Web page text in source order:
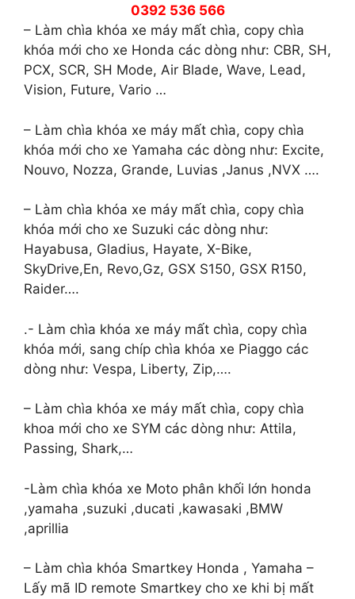
0392 536 566
– Làm chìa khóa xe máy mất chìa, copy chìa
khóa mới cho xe Honda các dòng như: CBR, SH,
PCX, SCR, SH Mode, Air Blade, Wave, Lead,
Vision, Future, Vario …
– Làm chìa khóa xe máy mất chìa, copy chìa
khóa mới cho xe Yamaha các dòng như: Excite,
Nouvo, Nozza, Grande, Luvias ,Janus ,NVX ….
– Làm chìa khóa xe máy mất chìa, copy chìa
khóa mới cho xe Suzuki các dòng như:
Hayabusa, Gladius, Hayate, X-Bike,
SkyDrive,En, Revo,Gz, GSX S150, GSX R150,
Raider….
.- Làm chìa khóa xe máy mất chìa, copy chìa
khóa mới, sang chíp chìa khóa xe Piaggo các
dòng như: Vespa, Liberty, Zip,….
– Làm chìa khóa xe máy mất chìa, copy chìa
khoa mới cho xe SYM các dòng như: Attila,
Passing, Shark,…
-Làm chìa khóa xe Moto phân khối lớn honda
,yamaha ,suzuki ,ducati ,kawasaki ,BMW
,aprillia
– Làm chìa khóa Smartkey Honda , Yamaha –
Lấy mã ID remote Smartkey cho xe khi bị mất